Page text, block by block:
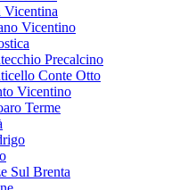
Vicentina
Vicentino
Precalcino
Conte Otto
Vicentino
Terme
Sul Brenta